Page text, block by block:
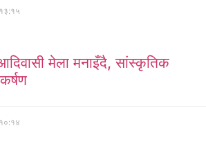
मेला मनाइँदै, सांस्कृतिक